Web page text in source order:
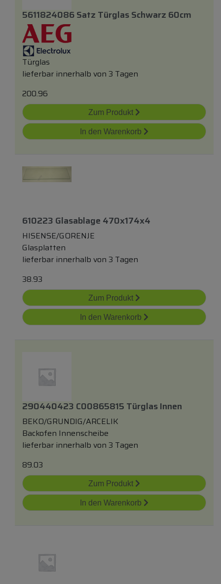
5611824086 Satz Türglas Schwarz 60cm
Türglas
lieferbar innerhalb von 3 Tagen
200.96
Zum Produkt
In den Warenkorb
610223 Glasablage 470x174x4
HISENSE/GORENJE
Glasplatten
lieferbar innerhalb von 3 Tagen
38.93
Zum Produkt
In den Warenkorb
290440423 C00865815 Türglas Innen
BEKO/GRUNDIG/ARCELIK
Backofen Innenscheibe
lieferbar innerhalb von 3 Tagen
89.03
Zum Produkt
In den Warenkorb